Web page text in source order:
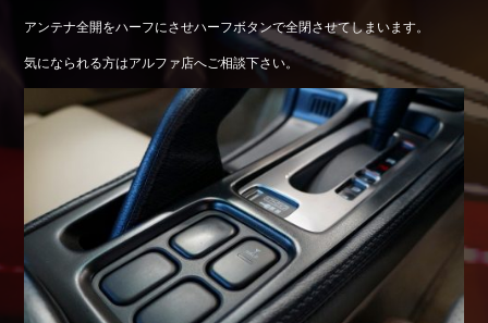
Shop info.
店舗紹介
Company
会社概要
アンテナ全開をハーフにさせハーフボタンで全閉させてしまいます。
気になられる方はアルファ店へご相談下さい。